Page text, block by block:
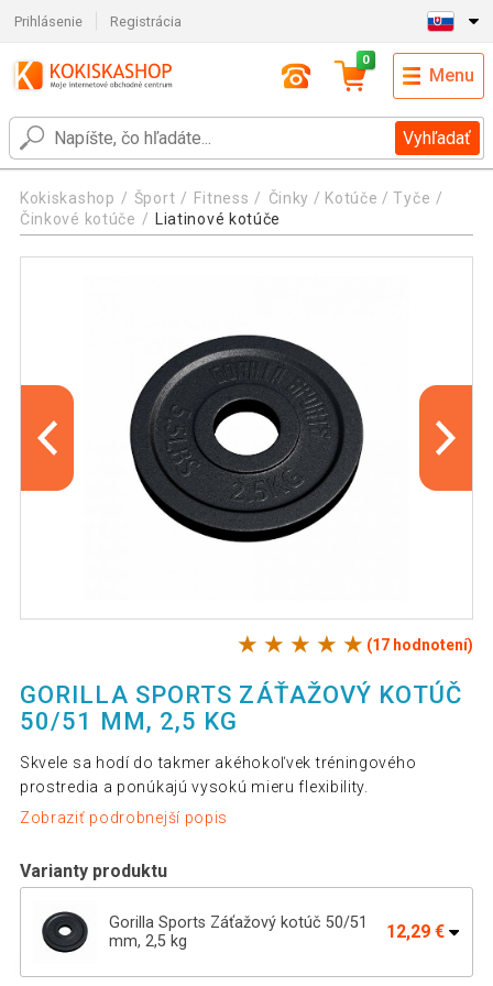
Prihlásenie Registrácia
Vyhľadať
0
Menu
Kokiskashop Šport Fitness
Činky / Kotúče / Tyče
Činkové kotúče
Liatinové kotúče
(17 hodnotení)
GORILLA SPORTS ZÁŤAŽOVÝ KOTÚČ
50/51 MM, 2,5 KG
Skvele sa hodí do takmer akéhokoľvek tréningového
prostredia a ponúkajú vysokú mieru flexibility.
Zobraziť podrobnejší popis
Varianty produktu
Gorilla Sports Záťažový kotúč 50/51
mm, 2,5 kg
12,29 €